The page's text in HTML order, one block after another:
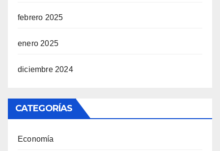
febrero 2025
enero 2025
diciembre 2024
CATEGORÍAS
Economía